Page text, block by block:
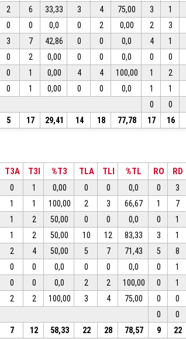
2 6 33,33 3 4 75,00 3 1
0 0 0,0 0 2 0,00 2 3
3 7 42,86 0 0 0,0 4 1
0 2 0,00 0 0 0,0 0 0
0 1 0,00 4 4 100,00 1 2
0 1 0,00 0 0 0,0 1 1
0 0
5 17 29,41 14 18 77,78 17 16
T3A T3I %T3 TLA TLI %TL RO RD
0 1 0,00 0 0 0,0 0 3
1 1 100,00 2 3 66,67 1 7
1 2 50,00 0 0 0,0 0 1
1 2 50,00 10 12 83,33 3 1
2 4 50,00 5 7 71,43 5 8
0 0 0,0 0 0 0,0 0 1
0 0 0,0 2 2 100,00 0 1
2 2 100,00 3 4 75,00 0 0
0 0
7 12 58,33 22 28 78,57 9 22